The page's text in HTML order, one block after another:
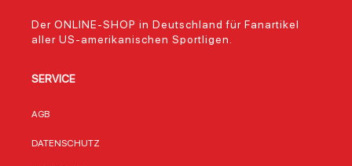
Der ONLINE-SHOP in Deutschland für Fanartikel
aller US-amerikanischen Sportligen.
SERVICE
AGB
DATENSCHUTZ